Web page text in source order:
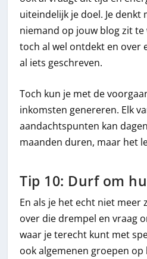
uiteindelijk je doel. Je denkt
niemand op jouw blog zit te
toch al wel ontdekt en over
al iets geschreven.
Toch kun je met de
inkomsten genereren. Elk
aandachtspunten kan
maanden duren, maar het
Tip 10: Durf om
En als je het echt niet meer
over die drempel en vraag
waar je terecht kunt met
ook algemenen groepen